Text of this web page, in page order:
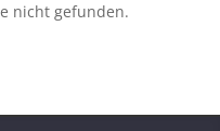
nicht gefunden.